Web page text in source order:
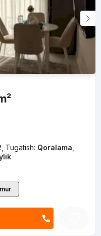
Tugatish: Qoralama